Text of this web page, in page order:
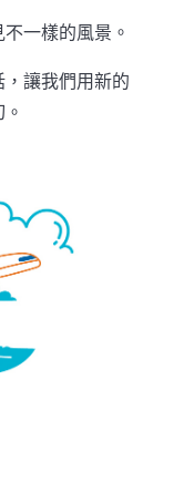
一樣的風景。
讓我們用新的